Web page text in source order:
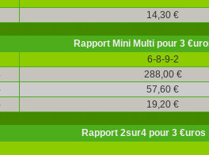
14,30 €
Rapport Mini Multi pour 3
6-8-9-2
288,00 €
57,60 €
19,20 €
Rapport 2sur4 pour 3 €uros